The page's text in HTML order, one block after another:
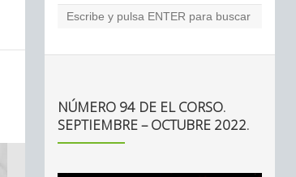
NÚMERO 94 DE EL CORSO.
SEPTIEMBRE – OCTUBRE 2022.